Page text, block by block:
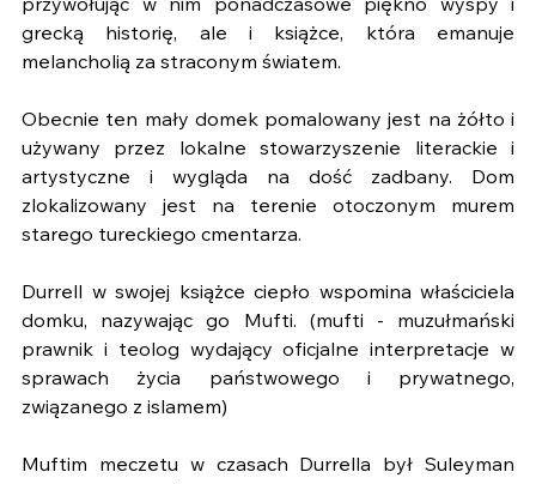
przywołując w nim ponadczasowe piękno wyspy i
grecką historię, ale i książce, która emanuje
melancholią za straconym światem.
Obecnie ten mały domek pomalowany jest na żółto i
używany przez lokalne stowarzyszenie literackie i
artystyczne i wygląda na dość zadbany. Dom
zlokalizowany jest na terenie otoczonym murem
starego tureckiego cmentarza.
Durrell w swojej książce ciepło wspomina właściciela
domku, nazywając go Mufti. (mufti - muzułmański
prawnik i teolog wydający oficjalne interpretacje w
sprawach życia państwowego i prywatnego,
związanego z islamem)
Muftim meczetu w czasach Durrella był Suleyman